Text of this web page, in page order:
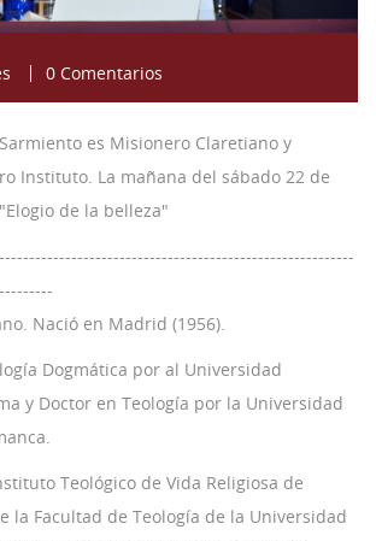
0 Comentarios
es Misionero Claretiano y
Instituto. La mañana del sábado 22 de
de la belleza"
Nació en Madrid (1956).
Dogmática por al Universidad
y Doctor en Teología por la Universidad
Teológico de Vida Religiosa de
la Facultad de Teología de la Universidad